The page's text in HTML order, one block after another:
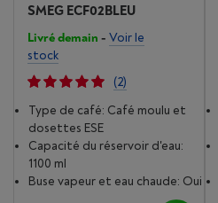
SMEG ECF02BLEU
Livré demain - Voir le
stock
(2)
Type de café: Café moulu et
dosettes ESE
Capacité du réservoir d'eau:
1100 ml
Buse vapeur et eau chaude: Oui